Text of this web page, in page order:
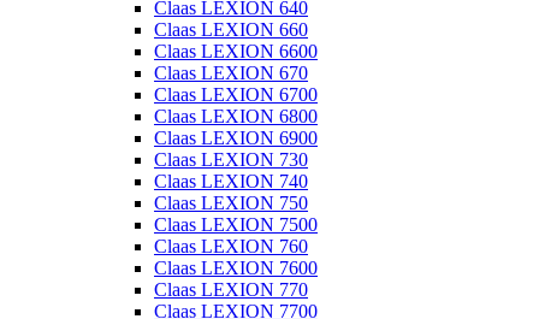
Claas LEXION 640
Claas LEXION 660
Claas LEXION 6600
Claas LEXION 670
Claas LEXION 6700
Claas LEXION 6800
Claas LEXION 6900
Claas LEXION 730
Claas LEXION 740
Claas LEXION 750
Claas LEXION 7500
Claas LEXION 760
Claas LEXION 7600
Claas LEXION 770
Claas LEXION 7700